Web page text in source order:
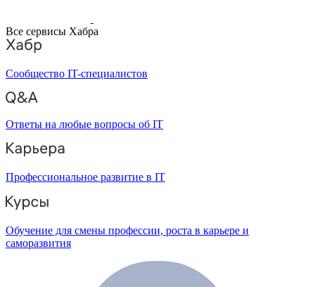
Все сервисы Хабра
Сообщество IT-специалистов
Ответы на любые вопросы об IT
Профессиональное развитие в IT
Обучение для смены профессии, роста в карьере и
саморазвития